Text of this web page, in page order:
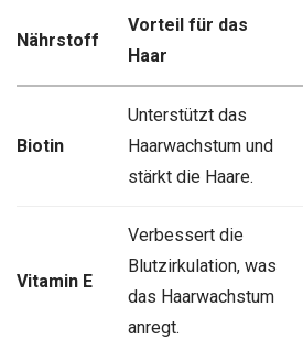
Nährstoff
Vorteil für das
Haar
Biotin
Unterstützt das
Haarwachstum und
stärkt die Haare.
Vitamin E
Verbessert die
Blutzirkulation, was
das Haarwachstum
anregt.